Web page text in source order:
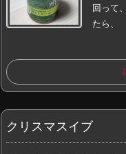
回って
たら、
クリスマスイブ